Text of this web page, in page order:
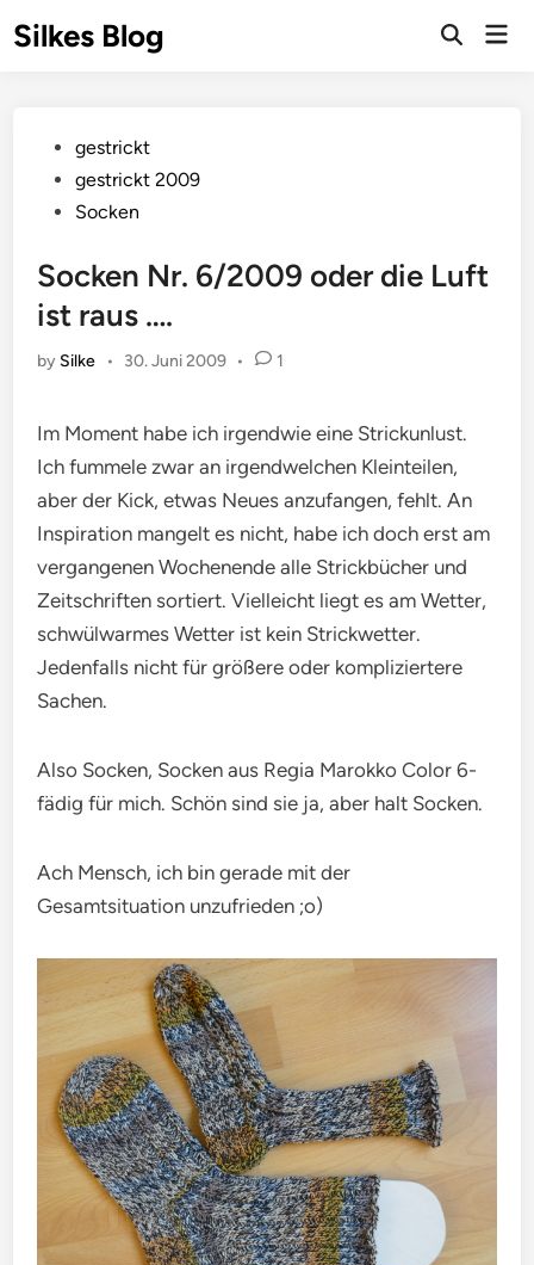
toSilkes Blog
Postedgestrickt
gestrickt 2009
Socken
Socken Nr. 6/2009 oder die Luft
ist raus ….
by Silke • 30. Juni 2009 • 1
Im Moment habe ich irgendwie eine Strickunlust.
Ich fummele zwar an irgendwelchen Kleinteilen,
aber der Kick, etwas Neues anzufangen, fehlt. An
Inspiration mangelt es nicht, habe ich doch erst am
vergangenen Wochenende alle Strickbücher und
Zeitschriften sortiert. Vielleicht liegt es am Wetter,
schwülwarmes Wetter ist kein Strickwetter.
Jedenfalls nicht für größere oder kompliziertere
Sachen.
Also Socken, Socken aus Regia Marokko Color 6-
fädig für mich. Schön sind sie ja, aber halt Socken.
Ach Mensch, ich bin gerade mit der
Gesamtsituation unzufrieden ;o)